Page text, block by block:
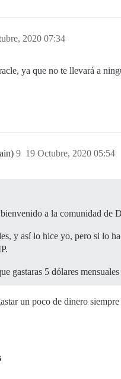
2020 07:34
ya que no te llevará a
19 Octubre, 2020 05:54
9
a la comunidad de
y así lo hice yo, pero si lo
gastaras 5 dólares
un poco de dinero